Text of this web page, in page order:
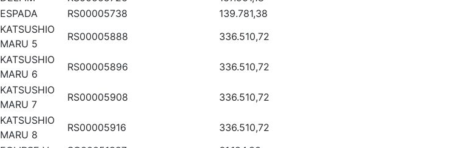
ESPADA
RS00005738
139.781,38
KATSUSHIO
MARU 5
RS00005888
336.510,72
KATSUSHIO
MARU 6
RS00005896
336.510,72
KATSUSHIO
MARU 7
RS00005908
336.510,72
KATSUSHIO
MARU 8
RS00005916
336.510,72